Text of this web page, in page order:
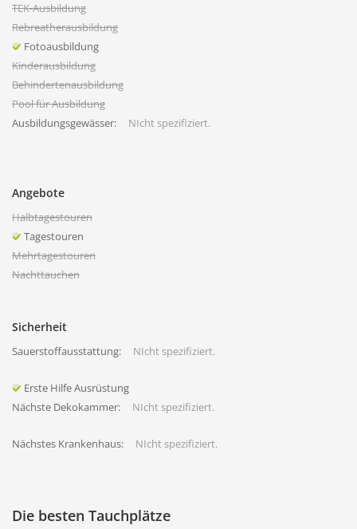
TEK-Ausbildung
Rebreatherausbildung
Fotoausbildung
Kinderausbildung
Behindertenausbildung
Pool für Ausbildung
Ausbildungsgewässer:
NIcht spezifiziert.
Angebote
Halbtagestouren
Tagestouren
Mehrtagestouren
Nachttauchen
Sicherheit
Sauerstoffausstattung: NIcht spezifiziert.
Erste Hilfe Ausrüstung
Nächste Dekokammer:
NIcht spezifiziert.
Nächstes Krankenhaus: NIcht spezifiziert.
Die besten Tauchplätze